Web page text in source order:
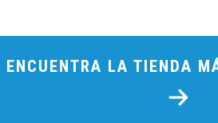
ENCUENTRA LA TIENDA